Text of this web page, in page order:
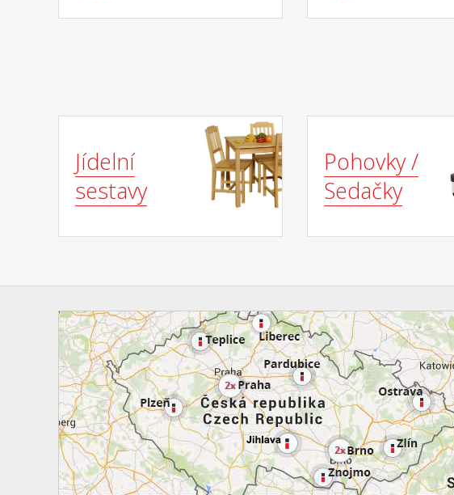
Jídelní
sestavy
Pohovky /
Sedačky